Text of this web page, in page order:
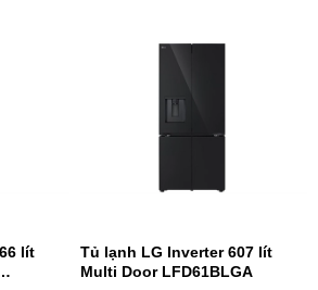
lít
Tủ lạnh LG Inverter 607 lít
Multi Door LFD61BLGA